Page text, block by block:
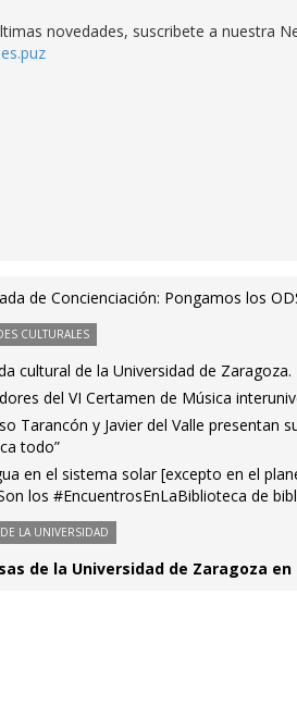
novedades, suscribete a nuestra
de Concienciación: Pongamos los
CULTURALES
cultural de la Universidad de
del VI Certamen de Música
Tarancón y Javier del Valle presentan
todo”
en el sistema solar [excepto en el
los #EncuentrosEnLaBiblioteca de
LA UNIVERSIDAD
de la Universidad de Zaragoza en